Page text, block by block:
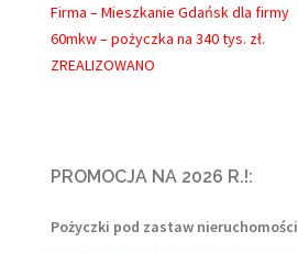
Firma – Mieszkanie Gdańsk dla firmy
60mkw – pożyczka na 340 tys. zł.
ZREALIZOWANO
PROMOCJA NA 2026 R.!:
Pożyczki pod zastaw nieruchomości